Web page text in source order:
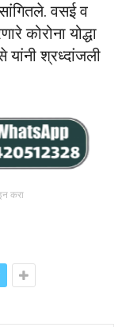
वसई व
कोरोना योद्धा
यांनी श्रध्दांजली
करा